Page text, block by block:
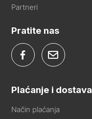
Partneri
Pratite nas
Plaćanje i dostava
Način plaćanja